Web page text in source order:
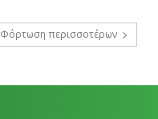
Φόρτωση περισσοτέρων